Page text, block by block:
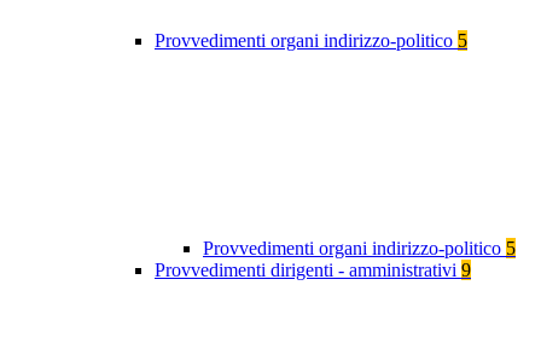
Provvedimenti organi indirizzo-politico 5
Provvedimenti organi indirizzo-politico 5
Provvedimenti dirigenti - amministrativi 9